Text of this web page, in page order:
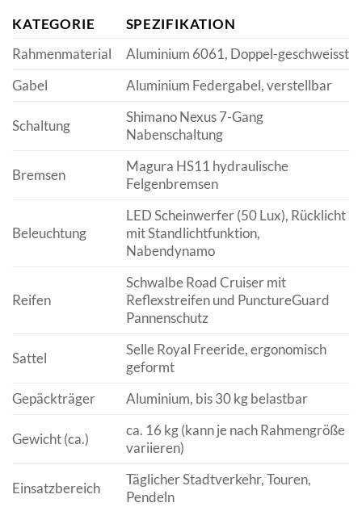
KATEGORIE
SPEZIFIKATION
Rahmenmaterial
Aluminium 6061, Doppel-geschweisst
Gabel
Aluminium Federgabel, verstellbar
Schaltung
Shimano Nexus 7-Gang
Nabenschaltung
Bremsen
Magura HS11 hydraulische
Felgenbremsen
Beleuchtung
LED Scheinwerfer (50 Lux), Rücklicht
mit Standlichtfunktion,
Nabendynamo
Reifen
Schwalbe Road Cruiser mit
Reflexstreifen und PunctureGuard
Pannenschutz
Sattel
Selle Royal Freeride, ergonomisch
geformt
Gepäckträger
Aluminium, bis 30 kg belastbar
Gewicht (ca.)
ca. 16 kg (kann je nach Rahmengröße
variieren)
Einsatzbereich
Täglicher Stadtverkehr, Touren,
Pendeln